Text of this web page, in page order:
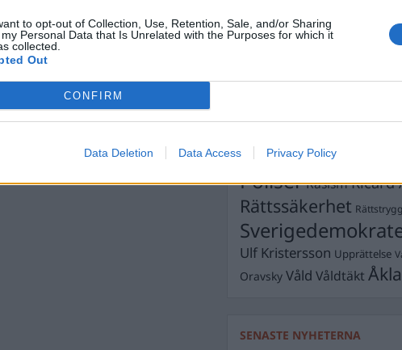
to opt-out of Collection, Use, Retention, Sale, and/or Sharing
Personal Data that Is Unrelated with the Purposes for which it
collected.
Out
CONFIRM
Data Deletion Data Access Privacy Policy
FängelseFörhör
Jimmie Åkesson Kokainmålet
LagarMichael
Silventoinen Petter Inedahl
PoliserRasismRicard
Rättssäkerhet
Ulf Kristersson Upprättelse
Oravsky Våld Våldtäkt
SENASTE NYHETERNA